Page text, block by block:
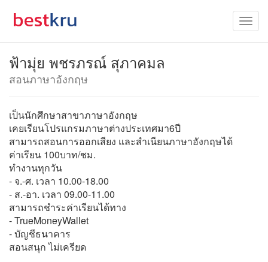
ฟ้ามุ่ย พชรภรณ์ สุภาคมล
สอนภาษาอังกฤษ
เป็นนักศึกษาสาขาภาษาอังกฤษ
เคยเรียนโปรแกรมภาษาต่างประเทศมา6ปี
สามารถสอนการออกเสียง และสำเนียนภาษาอังกฤษได้
ค่าเรียน 100บาท/ชม.
ทำงานทุกวัน
- จ.-ศ. เวลา 10.00-18.00
- ส.-อา. เวลา 09.00-11.00
สามารถชำระค่าเรียนได้ทาง
- TrueMoneyWallet
- บัญชีธนาคาร
สอนสนุก ไม่เครียด